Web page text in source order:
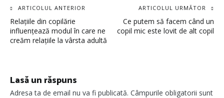
Navigare
în
articole
ARTICOLUL ANTERIOR
Relațiile din copilărie
influențează modul în care ne
creăm relațiile la vârsta adultă
ARTICOLUL URMĂTOR
Ce putem să facem când un
copil mic este lovit de alt copil
Lasă un răspuns
Adresa ta de email nu va fi publicată. Câmpurile obligatorii sunt